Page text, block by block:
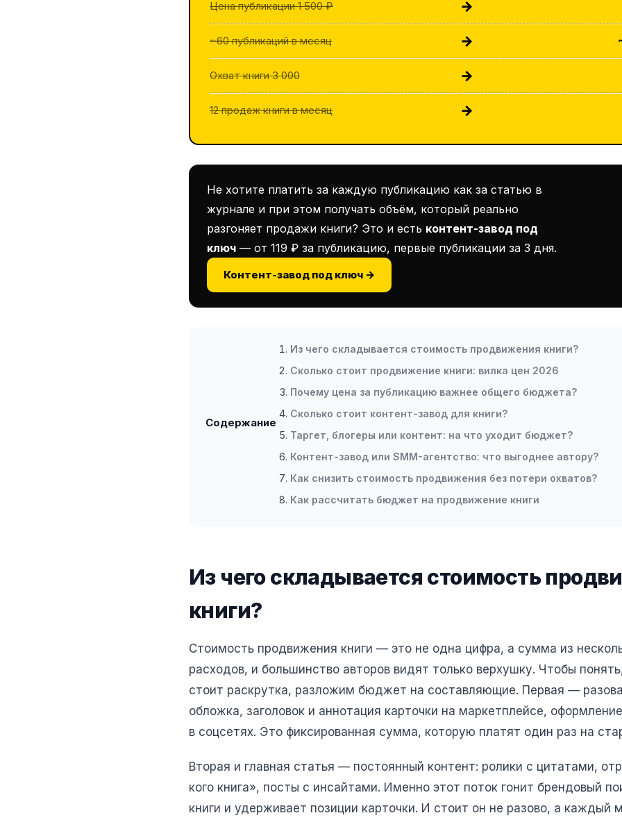
Цена публикации 1 500 ₽ →
~60 публикаций в месяц →
Охват книги 3 000 →
12 продаж книги в месяц →
Не хотите платить за каждую публикацию как за статью в
журнале и при этом получать объём, который реально
разгоняет продажи книги? Это и есть контент-завод под
ключ — от 119 ₽ за публикацию, первые публикации за 3 дня.
Контент-завод под ключ →
Содержание
Из чего складывается стоимость продвижения книги?
Сколько стоит продвижение книги: вилка цен 2026
Почему цена за публикацию важнее общего бюджета?
Сколько стоит контент-завод для книги?
Таргет, блогеры или контент: на что уходит бюджет?
Контент-завод или SMM-агентство: что выгоднее автору?
Как снизить стоимость продвижения без потери охватов?
Как рассчитать бюджет на продвижение книги
Из чего складывается стоимость
книги?
Стоимость продвижения книги — это не одна цифра, а сумма из
расходов, и большинство авторов видят только верхушку. Чтобы
стоит раскрутка, разложим бюджет на составляющие. Первая —
обложка, заголовок и аннотация карточки на маркетплейсе,
в соцсетях. Это фиксированная сумма, которую платят один раз на
Вторая и главная статья — постоянный контент: ролики с цитатами,
кого книга», посты с инсайтами. Именно этот поток гонит брендовый
книги и удерживает позиции карточки. И стоит он не разово, а каждый